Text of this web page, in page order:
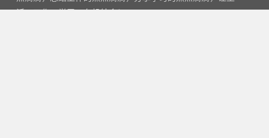
活、工作、学习，有机结合！